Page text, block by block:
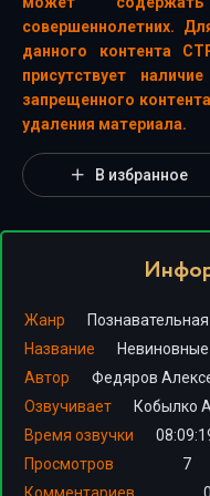
совершеннолетних.
данного контента
присутствует
запрещенного
удаления материала.
В избранное
Жанр
Название
Автор
Федяров
Озвучивает
Кобылко
Время озвучки
Просмотров
7